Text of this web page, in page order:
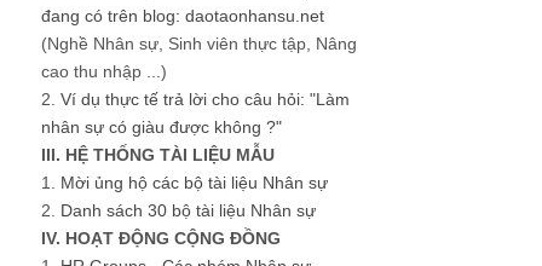
đang có trên blog: daotaonhansu.net
(Nghề Nhân sự, Sinh viên thực tập, Nâng
cao thu nhập ...)
2. Ví dụ thực tế trả lời cho câu hỏi: "Làm
nhân sự có giàu được không ?"
III. HỆ THỐNG TÀI LIỆU MẪU
1. Mời ủng hộ các bộ tài liệu Nhân sự
2. Danh sách 30 bộ tài liệu Nhân sự
IV. HOẠT ĐỘNG CỘNG ĐỒNG